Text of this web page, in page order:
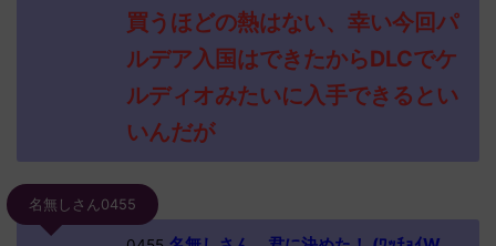
買うほどの熱はない、幸い今回パ
ルデア入国はできたからDLCでケ
ルディオみたいに入手できるとい
いんだが
名無しさん0455